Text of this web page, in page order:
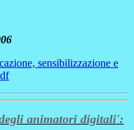
sensibilizzazione e
animatori digitali':